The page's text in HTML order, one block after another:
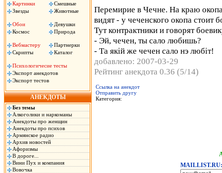
Картинки
Смешные
Звезды
Животные
Обои
Девушки
Космос
Природа
Вебмастеру
Партнерки
Скрипты
Каталог
Психологичесие тесты
Экспорт анекдотов
Экспорт тестов
АНЕКДОТЫ
Без темы
Алкоголики и наркоманы
Анекдоты про женщин
Анекдоты про психов
Армянское радио
Архив новостей
Афоризмы
В дороге...
Вини Пух и компания
Вовочка
Перемирие в Чечне. На краю
видят - у чеченского окопа стоит
Тут контрактники и говорят
- Эй, чечен, ты сало любишь?
- Та якiй же чечен сало нэ любiт!
добавлено: 2007-03-29
Рейтинг анекдота 0.36 (5/14)
Ссылка на анекдот
Отправить другу
Категория:
MAILLIST.RU: